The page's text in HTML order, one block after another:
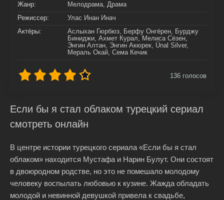
Жанр:
Мелодрама, Драма
Режиссер:
Улас Инан Инач
Актёры:
Аслыхан Гюрбюз, Берфу Онгёрен, Бурджу
Биниджи, Ахмет Курал, Мелиса Сёзен,
Энгин Алтан, Энгин Акюрек, Ünal Silver,
Мераль Окай, Сема Кечик
136 голосов
Если бы я стал облаком турецкий сериал
смотреть онлайн
В центре истории турецкого сериала «Если бы я стал
облаком» находится Мустафа и Нарин Булут. Они состоят
в двоюродном родстве, но это не помешало молодому
человеку воспылать любовью к кузине. Жажда обладать
молодой и невинной девушкой привела к свадьбе,